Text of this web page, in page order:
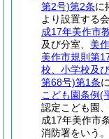
第2号)第2条に
より設置する会
成17年美作市
及び分室、 美
美作市規則第
校、小学校及
第68号)第1条
こども園条例(
認定こども園
成17年美作市
消防署をいう。